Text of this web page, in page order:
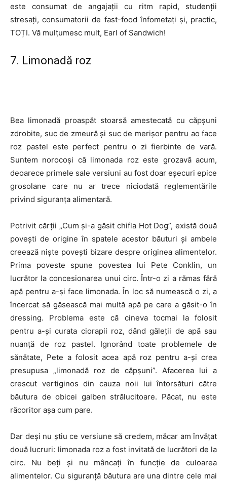
este consumat de angajații cu ritm rapid, studenții
stresați, consumatorii de fast-food înfometați și, practic,
TOȚI. Vă mulțumesc mult, Earl of Sandwich!
7. Limonadă roz
Bea limonadă proaspăt stoarsă amestecată cu căpșuni
zdrobite, suc de zmeură și suc de merișor pentru ao face
roz pastel este perfect pentru o zi fierbinte de vară.
Suntem norocoși că limonada roz este grozavă acum,
deoarece primele sale versiuni au fost doar eșecuri epice
grosolane care nu ar trece niciodată reglementările
privind siguranța alimentară.
Potrivit cărții „Cum și-a găsit chifla Hot Dog”, există două
povești de origine în spatele acestor băuturi și ambele
creează niște povești bizare despre originea alimentelor.
Prima poveste spune povestea lui Pete Conklin, un
lucrător la concesionarea unui circ. Într-o zi a rămas fără
apă pentru a-și face limonada. În loc să numească o zi, a
încercat să găsească mai multă apă pe care a găsit-o în
dressing. Problema este că cineva tocmai la folosit
pentru a-și curata ciorapii roz, dând găleții de apă sau
nuanță de roz pastel. Ignorând toate problemele de
sănătate, Pete a folosit acea apă roz pentru a-și crea
presupusa „limonadă roz de căpșuni”. Afacerea lui a
crescut vertiginos din cauza noii lui întorsături către
băutura de obicei galben strălucitoare. Păcat, nu este
răcoritor așa cum pare.
Dar deși nu știu ce versiune să credem, măcar am învățat
două lucruri: limonada roz a fost invitată de lucrători de la
circ. Nu beți și nu mâncați în funcție de culoarea
alimentelor. Cu siguranță băutura are una dintre cele mai